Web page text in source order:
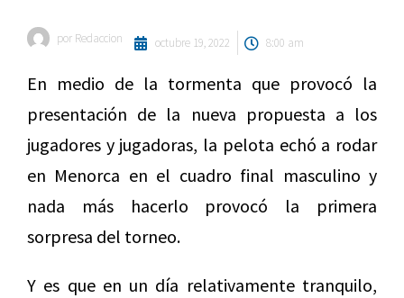
por Redaccion octubre 19, 2022 8:00 am
En medio de la tormenta que provocó la
presentación de la nueva propuesta a los
jugadores y jugadoras, la pelota echó a rodar
en Menorca en el cuadro final masculino y
nada más hacerlo provocó la primera
sorpresa del torneo.
Y es que en un día relativamente tranquilo,